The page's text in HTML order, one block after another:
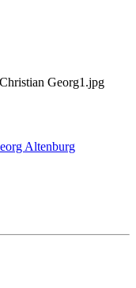
Georg1.jpg
Altenburg